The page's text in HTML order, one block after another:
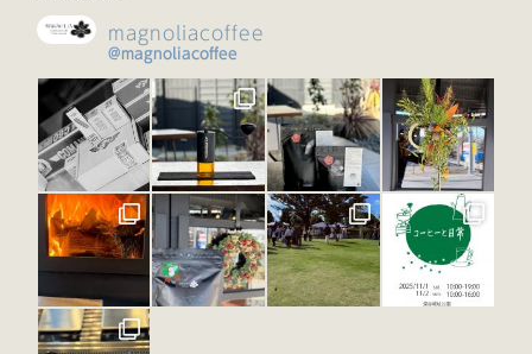
magnoliacoffee
@magnoliacoffee